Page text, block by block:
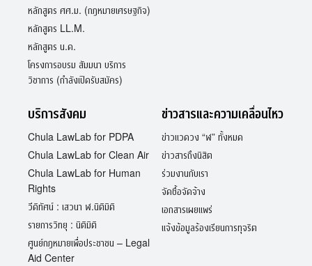
หลักสูตร ศศ.ม. (กฎหมายเศรษฐกิจ)
หลักสูตร LL.M.
หลักสูตร น.ด.
โครงการอบรม สัมมนา บริการ
วิชาการ (กำลังเปิดรับสมัคร)
บริการสังคม
Chula LawLab for PDPA
Chula LawLab for Clean Air
Chula LawLab for Human
Rights
วีดิทัศน์ : เสวนา ฬ.นิติมิติ
รายการวิทยุ : นิติมิติ
ศูนย์กฎหมายเพื่อประชาชน – Legal
Aid Center
ข่าวสารและความเคลื่อนไหว
ข่าวแวดวง “ฬ” ทั้งหมด
ข่าวสารถึงนิสิต
ร่วมงานกับเรา
จัดซื้อจัดจ้าง
เอกสารเผยแพร่
แจ้งข้อมูลร้องเรียนการทุจริต